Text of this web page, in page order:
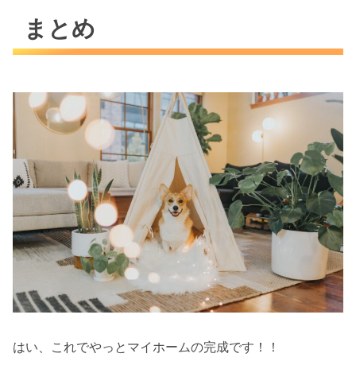
まとめ
はい、これでやっとマイホームの完成です！！